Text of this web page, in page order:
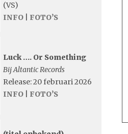
(VS)
INFO
FOTO’S
Luck …. Or Something
Bij Altantic Records
Release: 20 februari 2026
INFO
FOTO’S